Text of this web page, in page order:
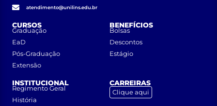
atendimento@unilins.edu.br
CURSOS
Graduação
EaD
Pós-Graduação
Extensão
BENEFÍCIOS
Bolsas
Descontos
Estágio
INSTITUCIONAL
Regimento Geral
História
CARREIRAS
Clique aqui